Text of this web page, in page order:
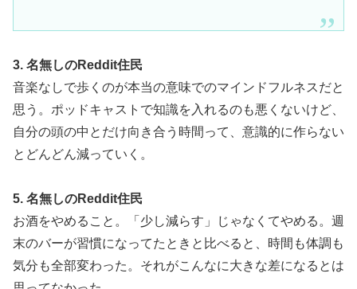
3. 名無しのReddit住民
音楽なしで歩くのが本当の意味でのマインドフルネスだと
思う。ポッドキャストで知識を入れるのも悪くないけど、
自分の頭の中とだけ向き合う時間って、意識的に作らない
とどんどん減っていく。
5. 名無しのReddit住民
お酒をやめること。「少し減らす」じゃなくてやめる。週
末のバーが習慣になってたときと比べると、時間も体調も
気分も全部変わった。それがこんなに大きな差になるとは